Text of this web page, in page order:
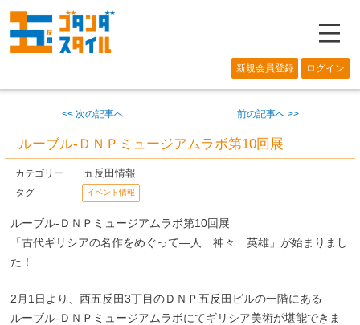
―
新規会員登録 ログイン
<< 次の記事へ 前の記事へ >>
ルーブル-ＤＮＰミュージアムラボ第10回展
カテゴリー 五反田情報
タグ イベント情報
ルーブル-ＤＮＰミュージアムラボ第10回展
「古代ギリシアの名作をめぐって―人 神々 英雄」が始まりまし
た！
2月1日より、西五反田3丁目のＤＮＰ五反田ビルの一階にある
ルーブル-ＤＮＰミュージアムラボにてギリシア美術が堪能できま